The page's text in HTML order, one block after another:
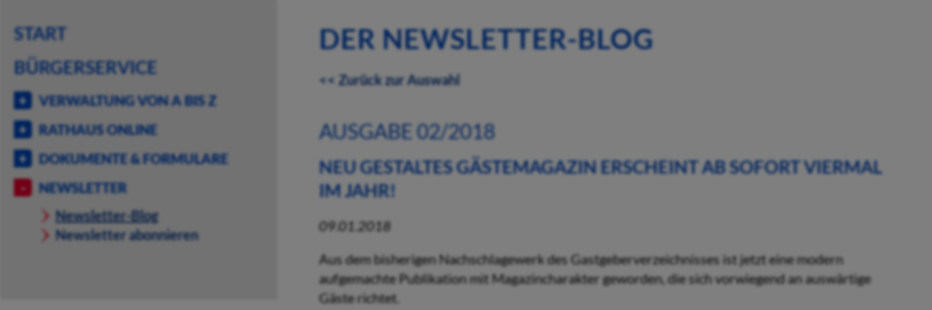
START
BÜRGERSERVICE
VERWALTUNG VON A BIS Z
RATHAUS ONLINE
DOKUMENTE & FORMULARE
NEWSLETTER
Newsletter-Blog
Newsletter abonnieren
DER NEWSLETTER-BLOG
<< Zurück zur Auswahl
AUSGABE 02/2018
NEU GESTALTES GÄSTEMAGAZIN ERSCHEINT AB SOFORT VIERMAL
IM JAHR!
09.01.2018
Aus dem bisherigen Nachschlagewerk des Gastgeberverzeichnisses ist jetzt eine modern
aufgemachte Publikation mit Magazincharakter geworden, die sich vorwiegend an auswärtige
Gäste richtet.